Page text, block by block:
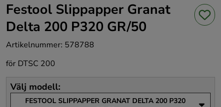
Festool Slippapper Granat
Delta 200 P320 GR/50
Artikelnummer: 578788
för DTSC 200
Välj modell:
FESTOOL SLIPPAPPER GRANAT DELTA 200 P320